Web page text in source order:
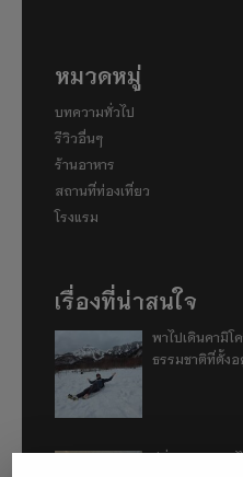
หมวดหมู่
บทความทั่วไป
รีวิวอื่นๆ
ร้านอาหาร
สถานที่ท่องเที่ยว
โรงแรม
เรื่องที่น่าสนใจ
พาไปเดินคามิโ
ธรรมชาติที่ตั้ง
อู่ฮั่น ฉันมา (ทำ